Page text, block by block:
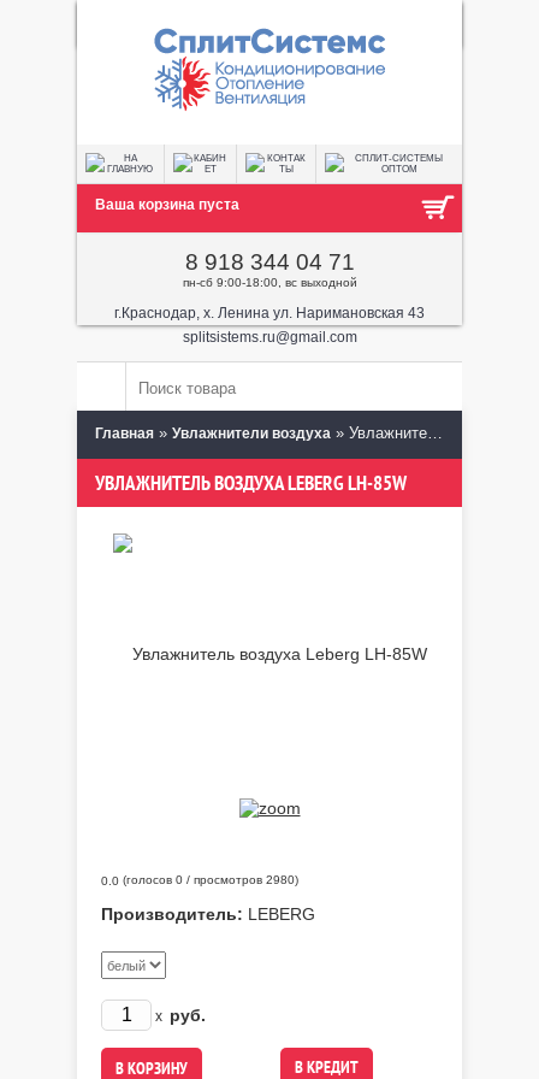
Ваша корзина пуста
8 918 344 04 71
пн-сб 9:00-18:00, вс выходной
г.Краснодар, х. Ленина ул. Наримановская 43
splitsistems.ru@gmail.com
Главная » Увлажнители воздуха » Увлажнитель воздуха Leberg LH-85W
УВЛАЖНИТЕЛЬ ВОЗДУХА LEBERG LH-85W
0.0 (голосов 0 / просмотров 2980)
Производитель: LEBERG
x руб.
В КРЕДИТ